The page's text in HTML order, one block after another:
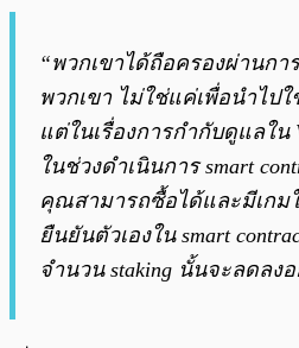
“พวกเขาได้ถือครองผ่านกา
พวกเขา ไม่ใช่แค่เพื่อนำไป
แต่ในเรื่องการกำกับดูแลใน
ในช่วงดำเนินการ smart
คุณสามารถซื้อได้และมีเกม
ยืนยันตัวเองใน smart
จำนวน staking นั้นจะลดลง